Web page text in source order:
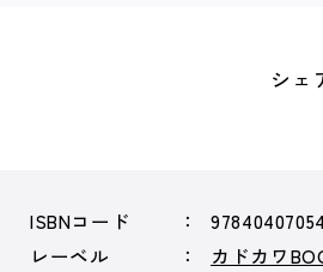
シェ
ISBNコード
レーベル
カドカワ